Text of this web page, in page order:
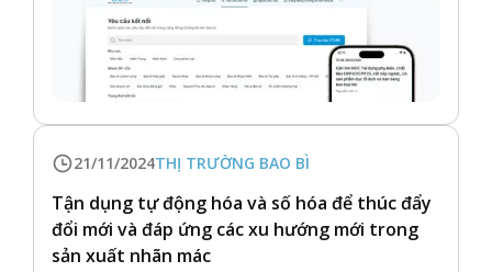
21/11/2024THỊ TRƯỜNG BAO BÌ
Tận dụng tự động hóa và số hóa để thúc đẩy
đổi mới và đáp ứng các xu hướng mới trong
sản xuất nhãn mác